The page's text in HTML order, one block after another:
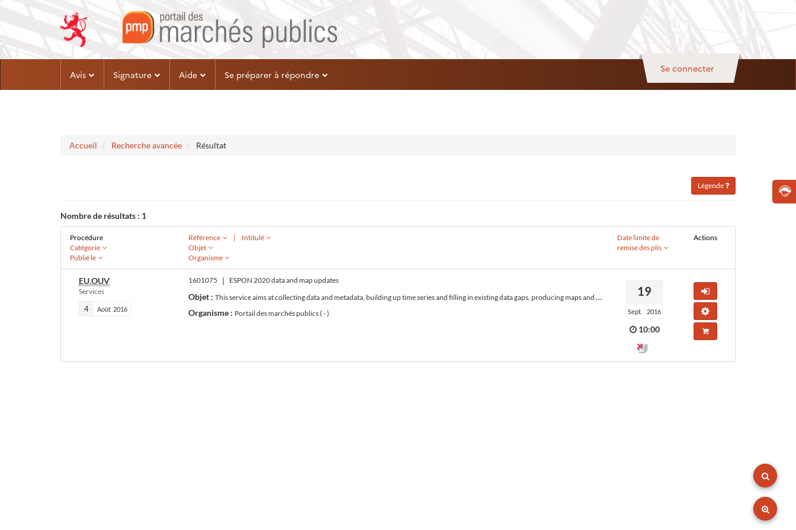
Se connecter
Avis Signature Aide Se préparer à répondre
Accueil Recherche avancée Résultat
Légende
Nombre de résultats : 1
Procédure
Catégorie
Publié le
Référence |
Intitulé
Objet
Organisme
Date limite de
remise des plis
Actions
EU.OUV
Services
4 Août 2016
1601075 | ESPON 2020 data and map updates
Objet : This service aims at collecting data and metadata, building up time series and filling in existing data gaps, producing maps and short analysis and integrating the data into the ESPON Database.
Organisme : Portail des marchés publics ( - )
19
Sept. 2016
10:00
Accéder au marché
Tester la configuration de mon
Ajouter au panier